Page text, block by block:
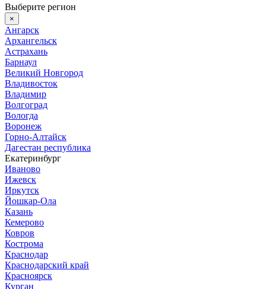
Выберите регион
×
Ангарск
Архангельск
Астрахань
Барнаул
Великий Новгород
Владивосток
Владимир
Волгоград
Вологда
Воронеж
Горно-Алтайск
Дагестан республика
Екатеринбург
Иваново
Ижевск
Иркутск
Йошкар-Ола
Казань
Кемерово
Ковров
Кострома
Краснодар
Краснодарский край
Красноярск
Курган